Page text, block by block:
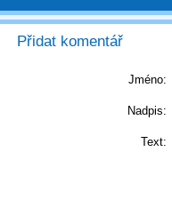
Přidat komentář
Jméno:
Nadpis:
Text: